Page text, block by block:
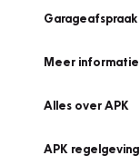
Garageafspraak
Meer informatie
Alles over APK
APK regelgeving